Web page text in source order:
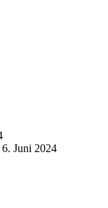
6. Juni 2024